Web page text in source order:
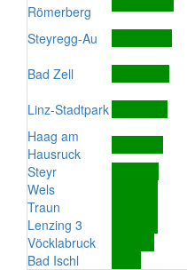
Römerberg
Steyregg-Au
Bad Zell
Linz-Stadtpark
Haag am
Hausruck
Steyr
Wels
Traun
Lenzing 3
Vöcklabruck
Bad Ischl